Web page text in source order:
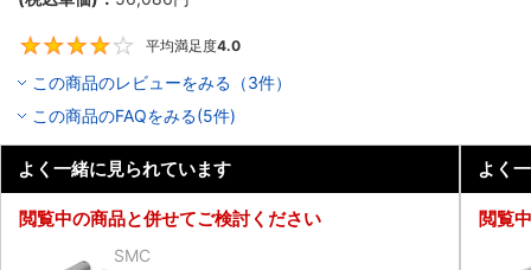
平均満足度4.0
この商品のレビューをみる（3件）
この商品のFAQをみる(5件)
よく一緒に見られています
閲覧中の商品と併せてご検討ください
SMC
よく
閲覧